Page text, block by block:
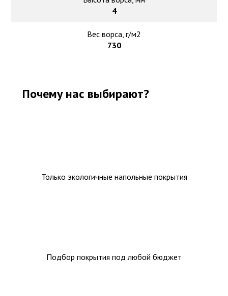
4
Вес ворса, г/м2
730
Почему нас выбирают?
Только экологичные напольные покрытия
Подбор покрытия под любой бюджет